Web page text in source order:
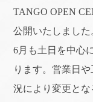
TANGO OPEN
公開いたしました
6月も土日を中心
ります。営業日
況により変更と